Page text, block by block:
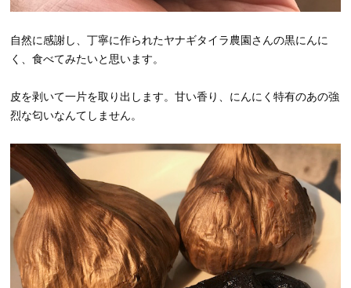
自然に感謝し、丁寧に作られたヤナギタイラ農園さんの黒にんに
く、食べてみたいと思います。
皮を剥いて一片を取り出します。甘い香り、にんにく特有のあの強
烈な匂いなんてしません。